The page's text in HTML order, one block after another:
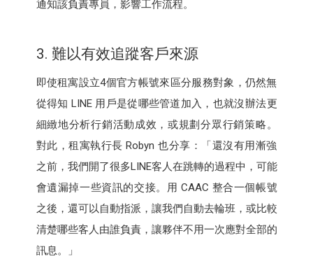
通知該負責專員，影響工作流程。
3. 難以有效追蹤客戶來源
即使租寓設立4個官方帳號來區分服務對象，仍然無
從得知 LINE 用戶是從哪些管道加入，也就沒辦法更
細緻地分析行銷活動成效，或規劃分眾行銷策略。
對此，租寓執行長 Robyn 也分享：「還沒有用漸強
之前，我們開了很多LINE客人在跳轉的過程中，可能
會遺漏掉一些資訊的交接。用 CAAC 整合一個帳號
之後，還可以自動指派，讓我們自動去輪班，或比較
清楚哪些客人由誰負責，讓夥伴不用一次應對全部的
訊息。」